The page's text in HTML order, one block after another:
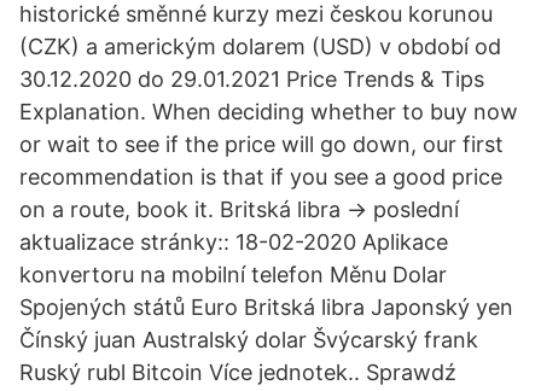
historické směnné kurzy mezi českou korunou
(CZK) a americkým dolarem (USD) v období od
30.12.2020 do 29.01.2021 Price Trends & Tips
Explanation. When deciding whether to buy now
or wait to see if the price will go down, our first
recommendation is that if you see a good price
on a route, book it. Britská libra → poslední
aktualizace stránky:: 18-02-2020 Aplikace
konvertoru na mobilní telefon Měnu Dolar
Spojených států Euro Britská libra Japonský yen
Čínský juan Australský dolar Švýcarský frank
Ruský rubl Bitcoin Více jednotek.. Sprawdź